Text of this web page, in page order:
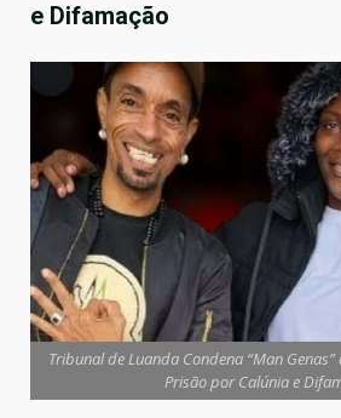
e Difamação
Tribunal de Luanda Condena “Man Genas”
Prisão por Calúnia e